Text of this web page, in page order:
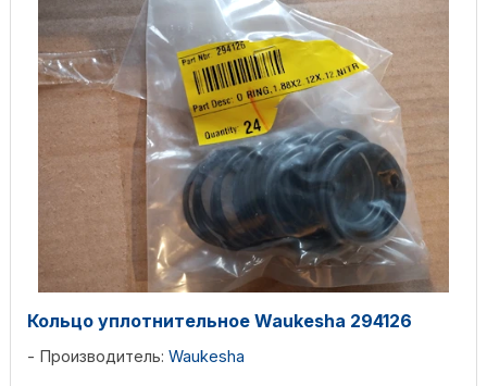
Кольцо уплотнительное Waukesha 294126
Производитель: Waukesha